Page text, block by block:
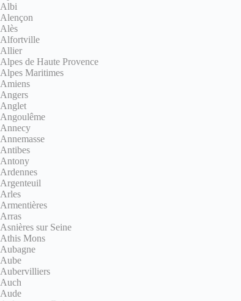
Albi
Alençon
Alès
Alfortville
Allier
Alpes de Haute Provence
Alpes Maritimes
Amiens
Angers
Anglet
Angoulême
Annecy
Annemasse
Antibes
Antony
Ardennes
Argenteuil
Arles
Armentières
Arras
Asnières sur Seine
Athis Mons
Aubagne
Aube
Aubervilliers
Auch
Aude